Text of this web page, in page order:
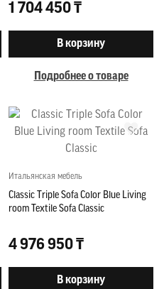
1 704 450 ₸
В корзину
Подробнее о товаре
Итальянская мебель
Classic Triple Sofa Color Blue Living
room Textile Sofa Classic
4 976 950 ₸
В корзину